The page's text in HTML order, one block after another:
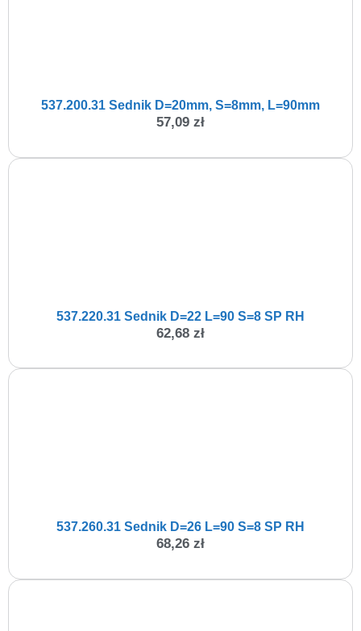
537.200.31 Sednik D=20mm, S=8mm, L=90mm
57,09 zł
537.220.31 Sednik D=22 L=90 S=8 SP RH
62,68 zł
537.260.31 Sednik D=26 L=90 S=8 SP RH
68,26 zł